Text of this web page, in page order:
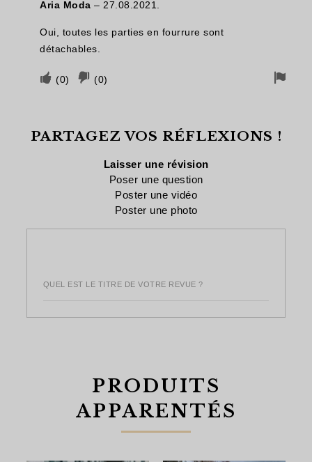
vous
a
été
utile
cela
n'a
pas
été
utile
Aria Moda – 27.08.2021.
Oui, toutes les parties en fourrure sont
détachables.
Votez
vous
(0)
Vote
cela
n'a
(0)
PARTAGEZ VOS RÉFLEXIONS !
Laisser une révision
Poser une question
Poster une vidéo
Poster une photo
QUEL EST LE TITRE DE VOTRE REVUE ?
PRODUITS
APPARENTÉS